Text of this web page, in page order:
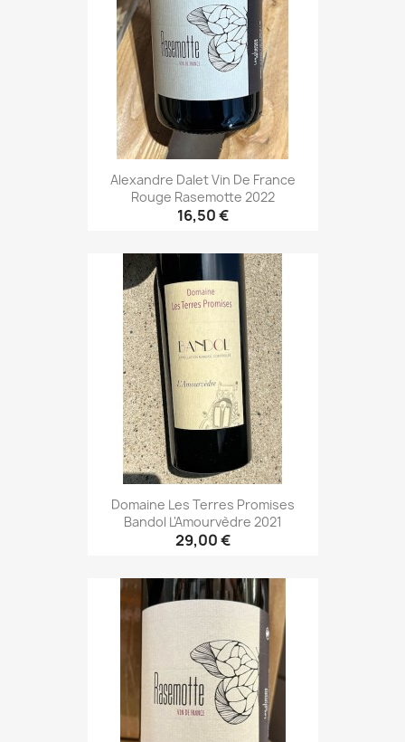
Alexandre Dalet Vin De France
Rouge Rasemotte 2022
16,50 €
Domaine Les Terres Promises
Bandol L'Amourvèdre 2021
29,00 €